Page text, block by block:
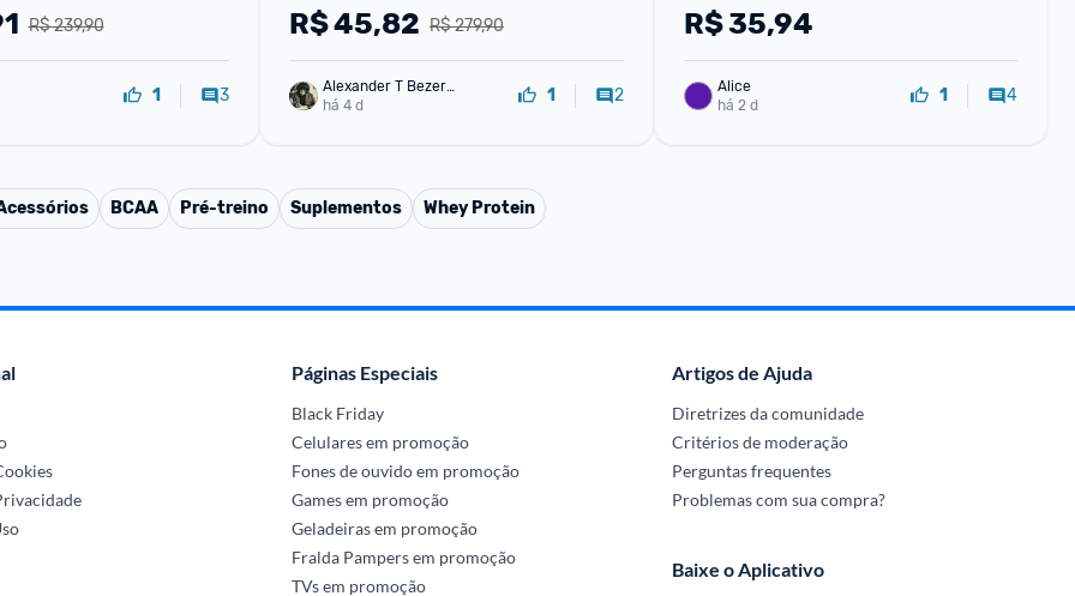
R$ 239,90
1 3
R$ 279,90
R$45,82
Alexander T Bezerr
a
há 4 d 1 2
R$35,94
Alice
há 2 d
1 4
BCAA Pré-treino Suplementos Whey Protein
Páginas Especiais
Black Friday
Celulares em promoção
Fones de ouvido em promoção
Games em promoção
Geladeiras em promoção
Fralda Pampers em promoção
TVs em promoção
Artigos de Ajuda
Diretrizes da comunidade
Critérios de moderação
Perguntas frequentes
Problemas com sua compra?
Baixe o Aplicativo